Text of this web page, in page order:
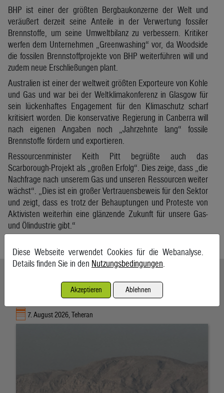
BHP ist einer der größten Bergbaukonzerne der Welt und
veräußert derzeit seine Anteile in der Verwertung fossiler
Brennstoffe, um seine Umweltbilanz zu verbessern. Kritiker
werfen dem Unternehmen „Greenwashing“ vor, da Woodside
die fossilen Brennstoffprojekte von BHP weiterführen will und
zudem neue Erschließungen plant.
Australien ist einer der weltweit größten Exporteure von Kohle
und Gas und war bei der Weltklimakonferenz in Glasgow für
sein lückenhaftes Engagement für den Klimaschutz scharf
kritisiert worden. Die konservative Regierung in Canberra will
nach eigenen Angaben noch „Jahrzehnte lang“ fossile
Brennstoffe fördern und exportieren.
Ressourcenminister Keith Pitt begrüßte auch das
Scarborough-Projekt als „großen Erfolg“. Dies zeige, dass „die
Nachfrage nach unserem Gas und unseren Ressourcen weiter
wächst“. „Dies ist ein großer Vertrauensbeweis für den Sektor
und zeigt, dass es trotz der Behauptungen und Proteste von
Aktivisten weiterhin eine glänzende Zukunft für unsere Gas-
und Ölindustrie gibt.“
Schifffahrt in Straße von Hormuz weiterhin massiv gestört
7. August 2026, Teheran
Diese Webseite verwendet Cookies für die Webanalyse.
Details finden Sie in den Nutzungsbedingungen.
Akzeptieren Ablehnen